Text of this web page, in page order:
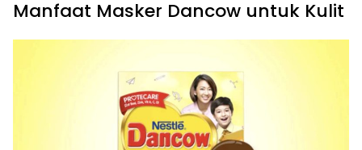
Manfaat Masker Dancow untuk Kulit